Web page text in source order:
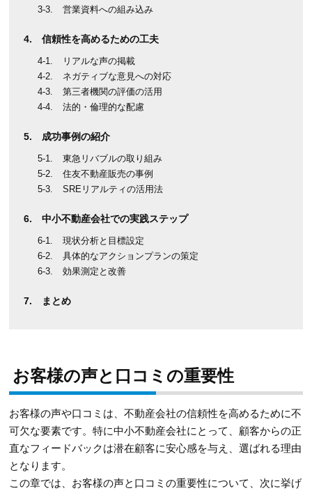
営業資料への組み込み
信頼性を高めるための工夫
リアルな声の掲載
ネガティブな意見への対応
第三者機関の評価の活用
法的・倫理的な配慮
成功事例の紹介
東急リバブルの取り組み
住友不動産販売の事例
SREリアルティの活用法
中小不動産会社での実践ステップ
現状分析と目標設定
具体的なアクションプランの策定
効果測定と改善
まとめ
お客様の声と口コミの重要性
お客様の声や口コミは、不動産会社の信頼性を高めるために不
可欠な要素です。特に中小不動産会社にとって、顧客からの正
直なフィードバックは潜在顧客に安心感を与え、選ばれる理由
となります。
この章では、お客様の声と口コミの重要性について、次に挙げ